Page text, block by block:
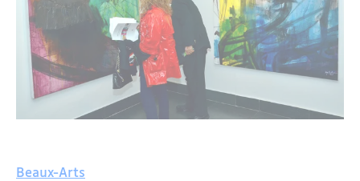
Beaux-Arts